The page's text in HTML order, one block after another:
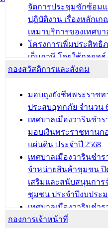
ได้รับการเพิ่มชื่อในทะ
(ท.ร.14) กรณีคนไม่มีสั
อนุญาตให้มีถิ่นที่อยู่
ประชุมคณะกรรมการป
ควบคุมภายในของ สำ
โรงเรียน/ศูนย์พัฒนาเด็
บทความ อื่นๆ ...
จัดการประชุมซักซ้อม
ปฏิบัติงาน เรื่องหลักเก
เหมาบริการของเทศบา
โครงการเพิ่มประสิทธิ
เก็บภาษี โดยใช้กลยุทธ์
พัฒนาการจัดเก็บรายได้
เทศบาลเมืองวารินชำร
ประชุมวิชาการระดับน
นิทรรศการด้านนวัตกร
และรับรางวัลทีมนักวิจั
นวัตกรรมโครงการทะ
ประชุมผู้เช่าอาคารพา
ถนนเกษมสุขและถนนป
บทความ อื่นๆ ...
กองสวัสดิการและสังคม
มอบถุงยังชีพพระราชท
ประสบอุทกภัย จำนวน
เทศบาลเมืองวารินชำ
มอบเงินพระราชทานก
แผ่นดิน ประจำปี 2568
เทศบาลเมืองวารินชำ
จำหน่ายสินค้าชุมชน ปิ
เสริมและสนับสนุนการ
ชุมชน ประจำปีงบประ
เทศบาลเมืองวารินชำ
น้ำดื่มแก่ผู้พักอาศัย ณ ศู
กองการเจ้าหน้าที่